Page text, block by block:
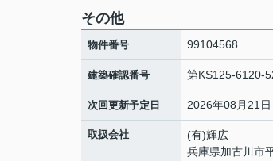
その他
物件番号 99104568
建築確認番号 第KS125-6120-
次回更新予定日 2026年08月21日
取扱会社
(有)輝広
兵庫県加古川市